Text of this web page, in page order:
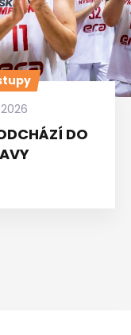
2026
DO